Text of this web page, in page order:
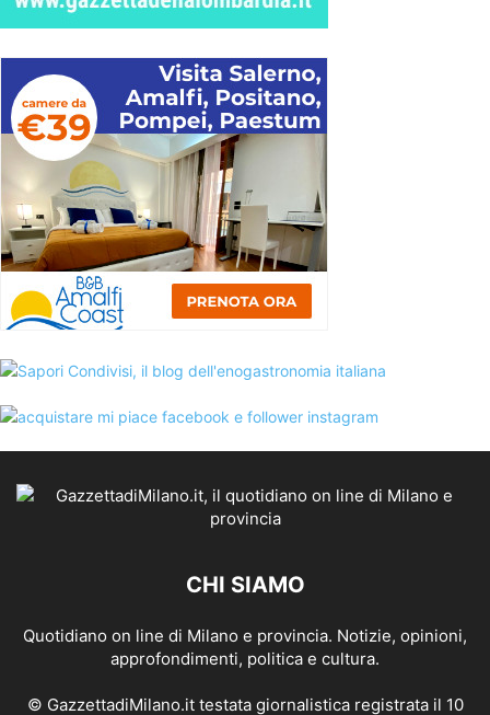
CHI SIAMO
Quotidiano on line di Milano e provincia. Notizie, opinioni,
approfondimenti, politica e cultura.
© GazzettadiMilano.it testata giornalistica registrata il 10